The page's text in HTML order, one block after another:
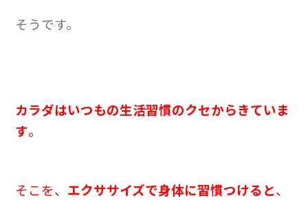
そうです。
カラダはいつもの生活習慣のクセからきていま
す。
そこを、 エクササイズで身体に習慣つけると、